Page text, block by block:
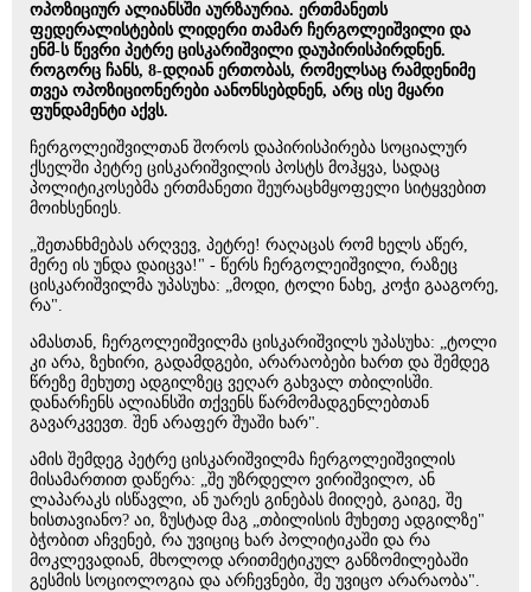
ოპოზიციურ ალიანსში აურზაურია. ერთმანეთს
ფედერალისტების ლიდერი თამარ ჩერგოლეიშვილი და
ენმ-ს წევრი პეტრე ცისკარიშვილი დაუპირისპირდნენ.
როგორც ჩანს, 8-დღიან ერთობას, რომელსაც რამდენიმე
თვეა ოპოზიციონერები აანონსებდნენ, არც ისე მყარი
ფუნდამენტი აქვს.
ჩერგოლეიშვილთან შოროს დაპირისპირება სოციალურ
ქსელში პეტრე ცისკარიშვილის პოსტს მოჰყვა, სადაც
პოლიტიკოსებმა ერთმანეთი შეურაცხმყოფელი სიტყვებით
მოიხსენიეს.
„შეთანხმებას არღვევ, პეტრე! რაღაცას რომ ხელს აწერ,
მერე ის უნდა დაიცვა!" - წერს ჩერგოლეიშვილი, რაზეც
ცისკარიშვილმა უპასუხა: „მოდი, ტოლი ნახე, კოჭი გააგორე,
რა".
ამასთან, ჩერგოლეიშვილმა ცისკარიშვილს უპასუხა: „ტოლი
კი არა, ზეხირი, გადამდგები, არარაობები ხართ და შემდეგ
წრეზე მეხუთე ადგილზეც ვეღარ გახვალ თბილისში.
დანარჩენს ალიანსში თქვენს წარმომადგენლებთან
გავარკვევთ. შენ არაფერ შუაში ხარ".
ამის შემდეგ პეტრე ცისკარიშვილმა ჩერგოლეიშვილის
მისამართით დაწერა: „შე უზრდელო ვირიშვილო, ან
ლაპარაკს ისწავლი, ან უარეს გინებას მიიღებ, გაიგე, შე
ხისთავიანო? აი, ზუსტად მაგ „თბილისის მუხეთე ადგილზე"
ბჭობით აჩვენებ, რა უვიციც ხარ პოლიტიკაში და რა
მოკლევადიან, მხოლოდ არითმეტიკულ განზომილებაში
გესმის სოციოლოგია და არჩევნები, შე უვიცო არარაობა".